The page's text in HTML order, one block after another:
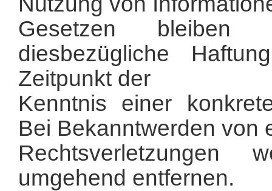
Gesetzen bleiben
diesbezügliche
Zeitpunkt der
Kenntnis einer
Bei Bekanntwerden von
umgehend entfernen.